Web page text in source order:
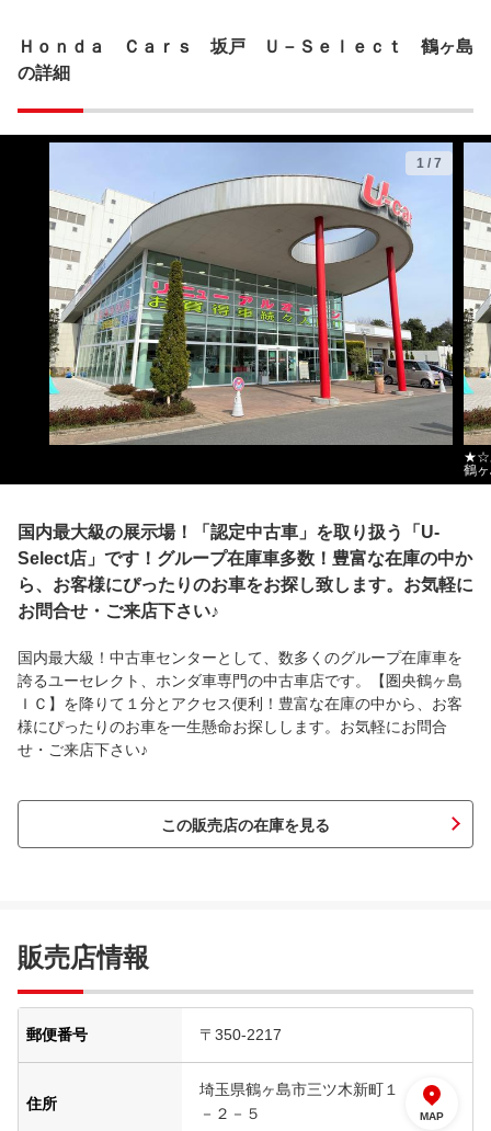
Ｈｏｎｄａ Ｃａｒｓ 坂戸 Ｕ－Ｓｅｌｅｃｔ 鶴ヶ島
の詳細
1 / 7
★☆
鶴
国内最大級の展示場！「認定中古車」を取り扱う「U-
Select店」です！グループ在庫車多数！豊富な在庫の中か
ら、お客様にぴったりのお車をお探し致します。お気軽に
お問合せ・ご来店下さい♪
国内最大級！中古車センターとして、数多くのグループ在庫車を
誇るユーセレクト、ホンダ車専門の中古車店です。【圏央鶴ヶ島
ＩＣ】を降りて１分とアクセス便利！豊富な在庫の中から、お客
様にぴったりのお車を一生懸命お探しします。お気軽にお問合
せ・ご来店下さい♪
この販売店の在庫を見る
販売店情報
郵便番号 〒350-2217
住所
埼玉県鶴ヶ島市三ツ木新町１
－２－５
MAP